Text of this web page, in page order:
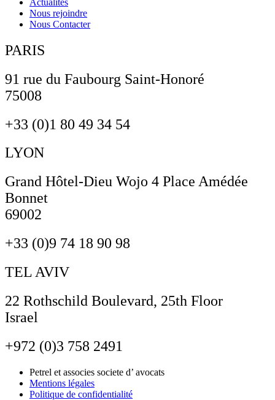
Nous rejoindre
Nous Contacter
PARIS
91 rue du Faubourg Saint-Honoré
75008
+33 (0)1 80 49 34 54
LYON
Grand Hôtel-Dieu Wojo 4 Place Amédée
Bonnet
69002
+33 (0)9 74 18 90 98
TEL AVIV
22 Rothschild Boulevard, 25th Floor
Israel
+972 (0)3 758 2491
Petrel et associes societe d’ avocats
Mentions légales
Politique de confidentialité